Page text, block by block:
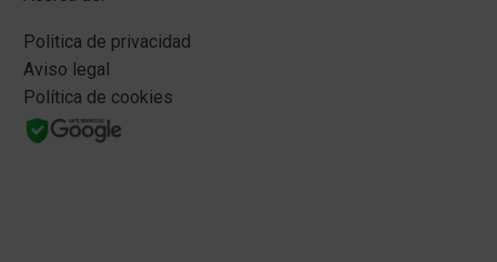
Politica de privacidad
Aviso legal
Política de cookies